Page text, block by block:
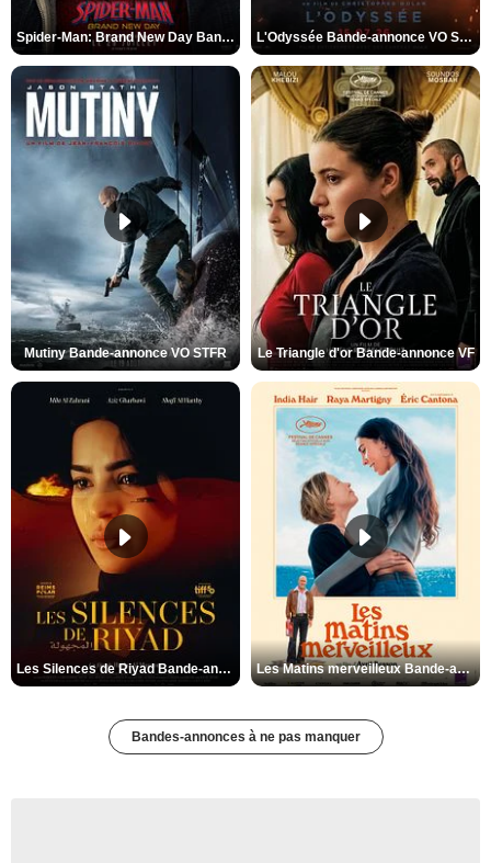
Spider-Man: Brand New Day Bande-annonce VO STFR L'Odyssée Bande-annonce VO STFR
Mutiny Bande-annonce VO STFR Le Triangle d'or Bande-annonce VF
Les Silences de Riyad Bande-annonce VO STFR Les Matins merveilleux Bande-annonce VF
Bandes-annonces à ne pas manquer